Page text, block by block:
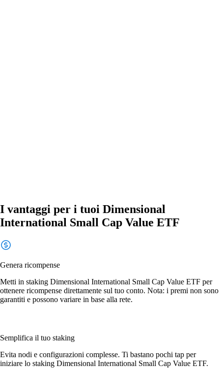
I vantaggi per i tuoi Dimensional
International Small Cap Value ETF
Genera ricompense
Metti in staking Dimensional International Small Cap Value ETF per
ottenere ricompense direttamente sul tuo conto. Nota: i premi non sono
garantiti e possono variare in base alla rete.
Semplifica il tuo staking
Evita nodi e configurazioni complesse. Ti bastano pochi tap per
iniziare lo staking Dimensional International Small Cap Value ETF.